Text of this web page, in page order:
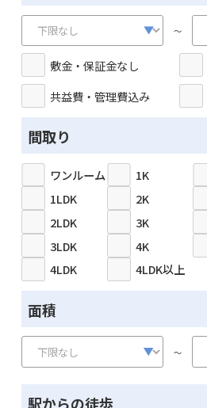
～
敷金・保証金なし
共益費・管理費込み
間取り
ワンルーム 1K
1LDK
2K
2LDK
3K
3LDK
4K
4LDK
4LDK以上
面積
～
駅からの徒歩